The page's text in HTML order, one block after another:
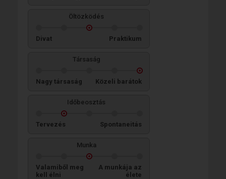
Öltözködés
Divat Praktikum
Társaság
Nagy társaság Közeli barátok
Időbeosztás
Tervezés Spontaneitás
Munka
Valamiből meg
kell élni
A munkája az
élete